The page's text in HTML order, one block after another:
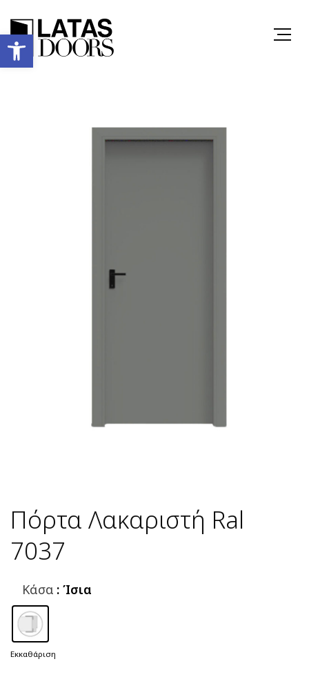
Ανοίξτε τη γραμμή εργαλείων
Πόρτα Λακαριστή Ral
7037
Κάσα : Ίσια
Εκκαθάριση